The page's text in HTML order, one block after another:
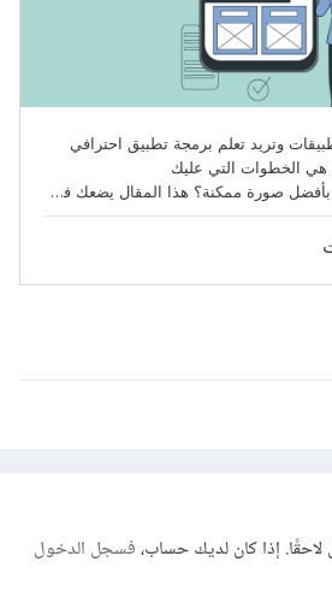
إذا كان لديك حساب،فسجل الدخول